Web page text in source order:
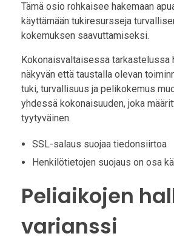
Tämä osio rohkaisee hakemaan
käyttämään tukiresursseja
kokemuksen saavuttamiseksi.
Kokonaisvaltaisessa tarkastelussa
näkyvän että taustalla olevan
tuki, turvallisuus ja pelikokemus
yhdessä kokonaisuuden, joka
tyytyväinen.
SSL-salaus suojaa tiedonsiirtoa
Henkilötietojen suojaus on osa
Peliaikojen
varianssi